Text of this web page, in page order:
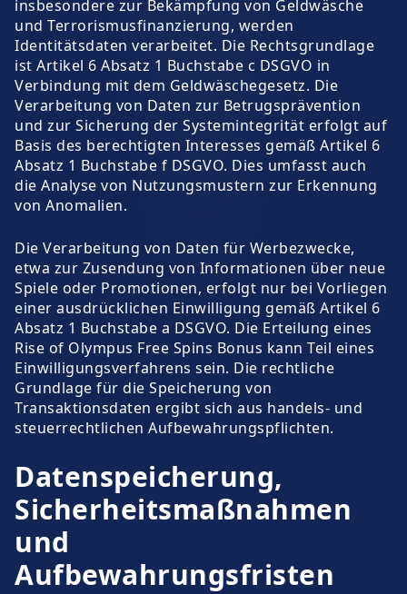
insbesondere zur Bekämpfung von Geldwäsche
und Terrorismusfinanzierung, werden
Identitätsdaten verarbeitet. Die Rechtsgrundlage
ist Artikel 6 Absatz 1 Buchstabe c DSGVO in
Verbindung mit dem Geldwäschegesetz. Die
Verarbeitung von Daten zur Betrugsprävention
und zur Sicherung der Systemintegrität erfolgt auf
Basis des berechtigten Interesses gemäß Artikel 6
Absatz 1 Buchstabe f DSGVO. Dies umfasst auch
die Analyse von Nutzungsmustern zur Erkennung
von Anomalien.
Die Verarbeitung von Daten für Werbezwecke,
etwa zur Zusendung von Informationen über neue
Spiele oder Promotionen, erfolgt nur bei Vorliegen
einer ausdrücklichen Einwilligung gemäß Artikel 6
Absatz 1 Buchstabe a DSGVO. Die Erteilung eines
Rise of Olympus Free Spins Bonus kann Teil eines
Einwilligungsverfahrens sein. Die rechtliche
Grundlage für die Speicherung von
Transaktionsdaten ergibt sich aus handels- und
steuerrechtlichen Aufbewahrungspflichten.
Datenspeicherung,
Sicherheitsmaßnahmen
und
Aufbewahrungsfristen